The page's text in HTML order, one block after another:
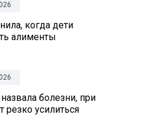
когда дети
алименты
болезни, при
усилиться